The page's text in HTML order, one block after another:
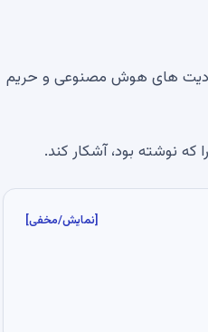
های هوش مصنوعی و حریم
نوشته بود، آشکار کند.
[نمایش/مخفی]